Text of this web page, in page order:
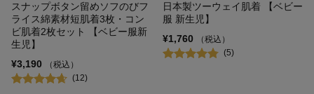
スナップボタン留めソフのびフ
ライス綿素材短肌着3枚・コン
ビ肌着2枚セット 【ベビー服新
生児】
¥3,190
（税込）
(12)
日本製ツーウェイ肌着 【ベビー
服 新生児】
¥1,760
（税込）
(5)